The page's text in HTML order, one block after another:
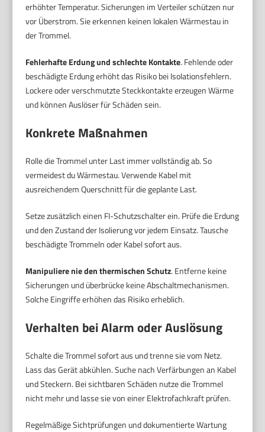
erhöhter Temperatur. Sicherungen im Verteiler schützen nur
vor Überstrom. Sie erkennen keinen lokalen Wärmestau in
der Trommel.
Fehlerhafte Erdung und schlechte Kontakte. Fehlende oder
beschädigte Erdung erhöht das Risiko bei Isolationsfehlern.
Lockere oder verschmutzte Steckkontakte erzeugen Wärme
und können Auslöser für Schäden sein.
Konkrete Maßnahmen
Rolle die Trommel unter Last immer vollständig ab. So
vermeidest du Wärmestau. Verwende Kabel mit
ausreichendem Querschnitt für die geplante Last.
Setze zusätzlich einen FI-Schutzschalter ein. Prüfe die Erdung
und den Zustand der Isolierung vor jedem Einsatz. Tausche
beschädigte Trommeln oder Kabel sofort aus.
Manipuliere nie den thermischen Schutz. Entferne keine
Sicherungen und überbrücke keine Abschaltmechanismen.
Solche Eingriffe erhöhen das Risiko erheblich.
Verhalten bei Alarm oder Auslösung
Schalte die Trommel sofort aus und trenne sie vom Netz.
Lass das Gerät abkühlen. Suche nach Verfärbungen an Kabel
und Steckern. Bei sichtbaren Schäden nutze die Trommel
nicht mehr und lasse sie von einer Elektrofachkraft prüfen.
Regelmäßige Sichtprüfungen und dokumentierte Wartung